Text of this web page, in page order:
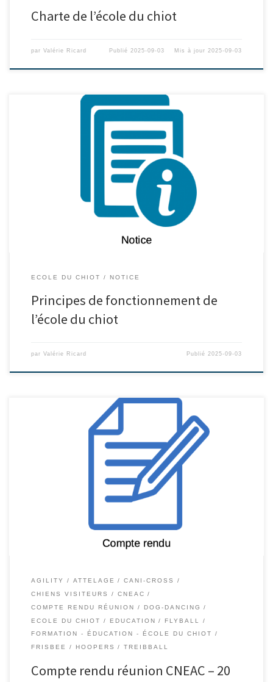
Charte de l’école du chiot
par Valérie Ricard Publié2025-09-03 Mis à jour2025-09-03
ECOLE DU CHIOT NOTICE
Principes de fonctionnement de
l’école du chiot
par Valérie Ricard Publié 2025-09-03
AGILITY ATTELAGE
CANI-CROSS
CHIENS VISITEURS
CNEAC
COMPTE RENDU RÉUNION
DOG-DANCING
ECOLE DU CHIOT
EDUCATION
FLYBALL
FORMATION - ÉDUCATION - ÉCOLE DU CHIOT
FRISBEE
HOOPERS TREIBBALL
Compte rendu réunion CNEAC – 20